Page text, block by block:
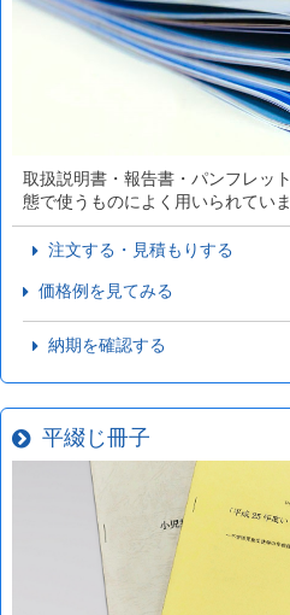
取扱説明書・報告書・パンフレッ
態で使うものによく用いられていま
注文する・見積もりする
価格例を見てみる
納期を確認する
平綴じ冊子